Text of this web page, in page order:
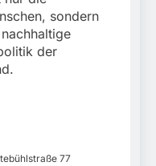
sondern
der
77